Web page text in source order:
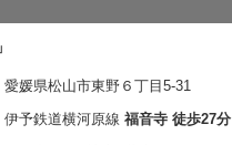
愛媛県松山市東野６丁目5-31
伊予鉄道横河原線 福音寺 徒歩27分